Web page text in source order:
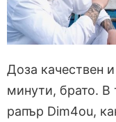
Доза качествен
минути, брато. В
рапър Dim4ou,